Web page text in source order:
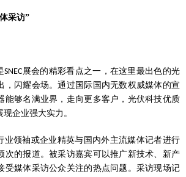
采访”
SNEC展会的精彩看点之一，在这里最出色的光
，闪耀会场。通过国际国内无数权威媒体的宣
能够名满业界，走向更多客户，光伏科技优质
企业强大实力。
业领袖或企业精英与国内外主流媒体记者进行
次的报道。被采访嘉宾可以推广新技术、新产
受媒体采访公众关注的热点问题。采访现场记